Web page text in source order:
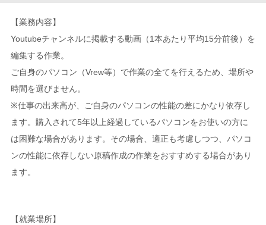
【業務内容】
Youtubeチャンネルに掲載する動画（1本あたり平均15分前後）を
編集する作業。
ご自身のパソコン（Vrew等）で作業の全てを行えるため、場所や
時間を選びません。
※仕事の出来高が、ご自身のパソコンの性能の差にかなり依存し
ます。購入されて5年以上経過しているパソコンをお使いの方に
は困難な場合があります。その場合、適正も考慮しつつ、パソコ
ンの性能に依存しない原稿作成の作業をおすすめする場合があり
ます。
【就業場所】